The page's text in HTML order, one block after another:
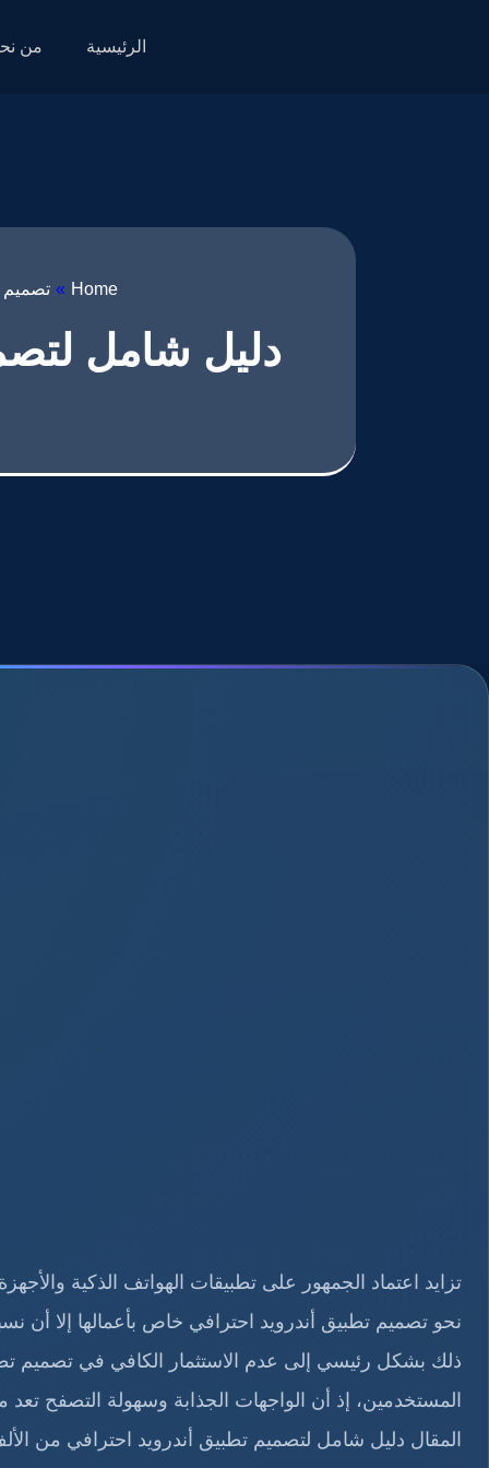
الرئيسية من
Home
» تصميم
دليل شامل
تزايد اعتماد الجمهور على تطبيقات الهواتف الذكية
نحو تصميم تطبيق أندرويد احترافي خاص بأعمالها إلا أن
ذلك بشكل رئيسي إلى عدم الاستثمار الكافي في تصميم
المستخدمين، إذ أن الواجهات الجذابة وسهولة التصفح
المقال دليل شامل لتصميم تطبيق أندرويد احترافي من